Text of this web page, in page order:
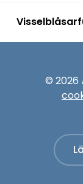
© 2026